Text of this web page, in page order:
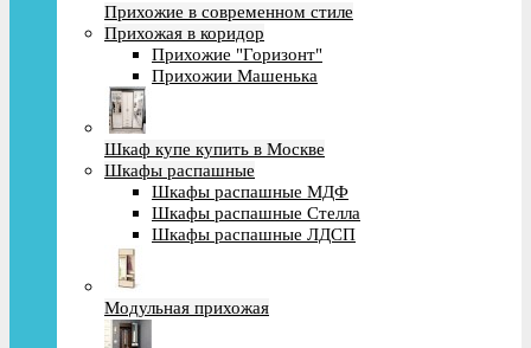
Прихожие в современном стиле
Прихожая в коридор
Прихожие "Горизонт"
Прихожии Машенька
Шкаф купе купить в Москве
Шкафы распашные
Шкафы распашные МДФ
Шкафы распашные Стелла
Шкафы распашные ЛДСП
Модульная прихожая